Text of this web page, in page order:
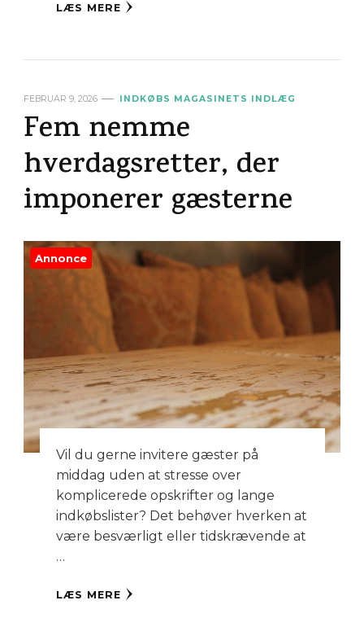
LÆS MERE
FEBRUAR 9, 2026 INDKØBS MAGASINETS INDLÆG
Fem nemme
hverdagsretter, der
imponerer gæsterne
Annonce
Vil du gerne invitere gæster på
middag uden at stresse over
komplicerede opskrifter og lange
indkøbslister? Det behøver hverken at
være besværligt eller tidskrævende at
…
LÆS MERE